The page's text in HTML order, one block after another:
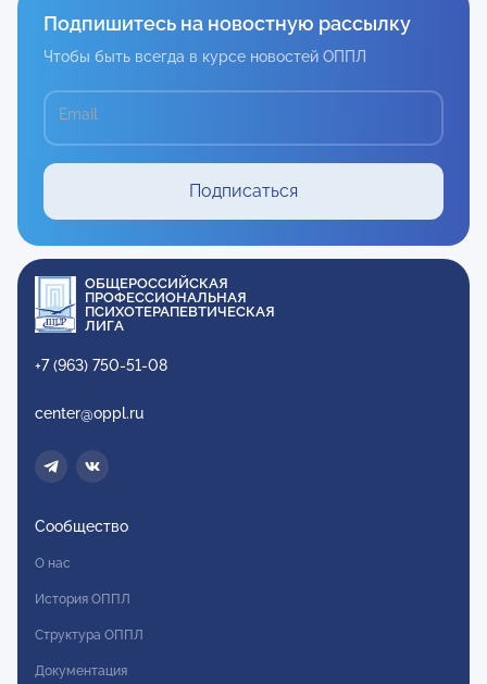
Подпишитесь на новостную рассылку
Чтобы быть всегда в курсе новостей ОППЛ
Email
Подписаться
ОБЩЕРОССИЙСКАЯ
ПРОФЕССИОНАЛЬНАЯ
ПСИХОТЕРАПЕВТИЧЕСКАЯ
ЛИГА
+7 (963) 750-51-08
center@oppl.ru
Сообщество
О нас
История ОППЛ
Структура ОППЛ
Документация